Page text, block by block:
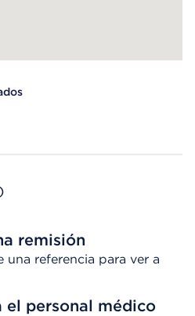
remisión
una referencia para ver a
el personal médico